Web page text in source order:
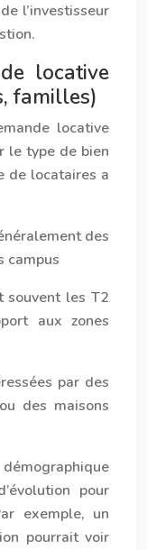
l’investisseur
locative
familles)
locative
le type de bien
de locataires a
des
campus
souvent les T2
aux zones
par des
des maisons
pour
exemple, un
pourrait voir